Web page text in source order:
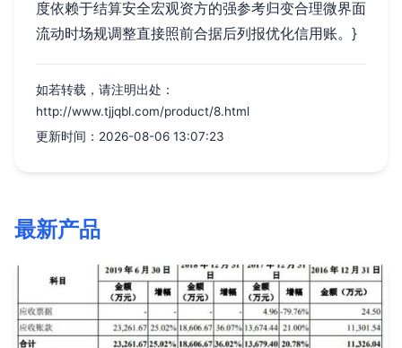
度依赖于结算安全宏观资方的强参考归变合理微界面
流动时场规调整直接照前合据后列报优化信用账。}
如若转载，请注明出处：
http://www.tjjqbl.com/product/8.html
更新时间：2026-08-06 13:07:23
最新产品